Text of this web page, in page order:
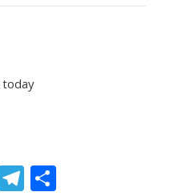
today
Telegram